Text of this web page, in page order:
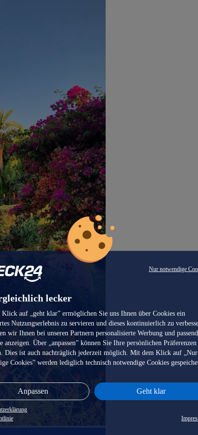
Nur notwendige
lecker
auf „geht klar” ermöglichen Sie uns Ihnen über Cookies ein
Nutzungserlebnis zu servieren und dieses kontinuierlich zu
wir Ihnen bei unseren Partnern personalisierte Werbung und
anzeigen. Über „anpassen” können Sie Ihre persönlichen Präferenzen
Dies ist auch nachträglich jederzeit möglich. Mit dem Klick auf „Nur
Cookies” werden lediglich technisch notwendige Cookies
Anpassen Geht klar